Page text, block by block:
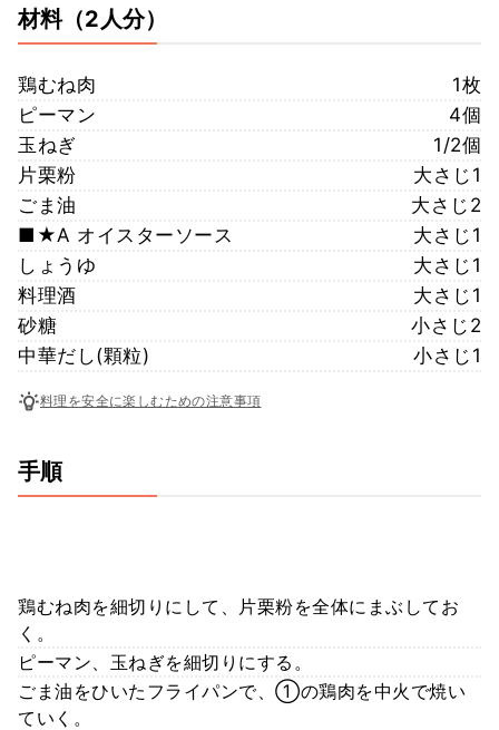
材料（2人分）
鶏むね肉
1枚
ピーマン
4個
玉ねぎ
1/2個
片栗粉
大さじ1
ごま油
大さじ2
■★A オイスターソース
大さじ1
しょうゆ
大さじ1
料理酒
大さじ1
砂糖
小さじ2
中華だし(顆粒)
小さじ1
料理を安全に楽しむための注意事項
手順
鶏むね肉を細切りにして、片栗粉を全体にまぶしてお
く。
ピーマン、玉ねぎを細切りにする。
ごま油をひいたフライパンで、①の鶏肉を中火で焼い
ていく。